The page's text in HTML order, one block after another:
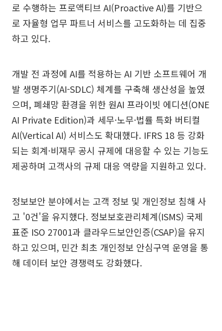
로 수행하는 프로액티브 AI(Proactive AI)를 기반으
로 자율형 업무 파트너 서비스를 고도화하는 데 집중
하고 있다.
개발 전 과정에 AI를 적용하는 AI 기반 소프트웨어 개
발 생명주기(AI-SDLC) 체계를 구축해 생산성을 높였
으며, 폐쇄망 환경을 위한 원AI 프라이빗 에디션(ONE
AI Private Edition)과 세무·노무·법률 특화 버티컬
AI(Vertical AI) 서비스도 확대했다. IFRS 18 등 강화
되는 회계·비재무 공시 규제에 대응할 수 있는 기능도
제공하며 고객사의 규제 대응 역량을 지원하고 있다.
정보보안 분야에서는 고객 정보 및 개인정보 침해 사
고 '0건'을 유지했다. 정보보호관리체계(ISMS) 국제
표준 ISO 27001과 클라우드보안인증(CSAP)을 유지
하고 있으며, 민간 최초 개인정보 안심구역 운영을 통
해 데이터 보안 경쟁력도 강화했다.